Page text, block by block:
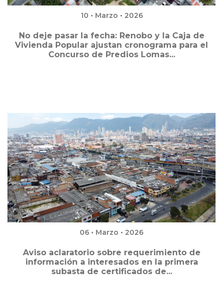
10 • Marzo • 2026
No deje pasar la fecha: Renobo y la Caja de
Vivienda Popular ajustan cronograma para el
Concurso de Predios Lomas...
06 • Marzo • 2026
Aviso aclaratorio sobre requerimiento de
información a interesados en la primera
subasta de certificados de...